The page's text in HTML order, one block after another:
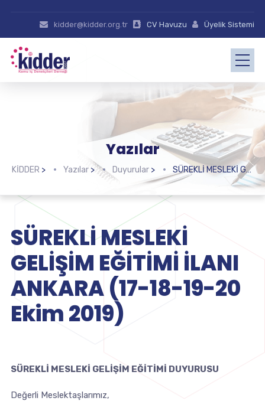
kidder@kidder.org.tr CV Havuzu Üyelik Sistemi
Yazılar
KİDDER > Yazılar> Duyurular> SÜREKLİ MESLEKİ GELİŞİM EĞİTİMİ İLANI ANKARA (17-18-19-20 Ekim 2019)
SÜREKLİ MESLEKİ
GELİŞİM EĞİTİMİ İLANI
ANKARA (17-18-19-20
Ekim 2019)
SÜREKLİ MESLEKİ GELİŞİM EĞİTİMİ DUYURUSU
Değerli Meslektaşlarımız,